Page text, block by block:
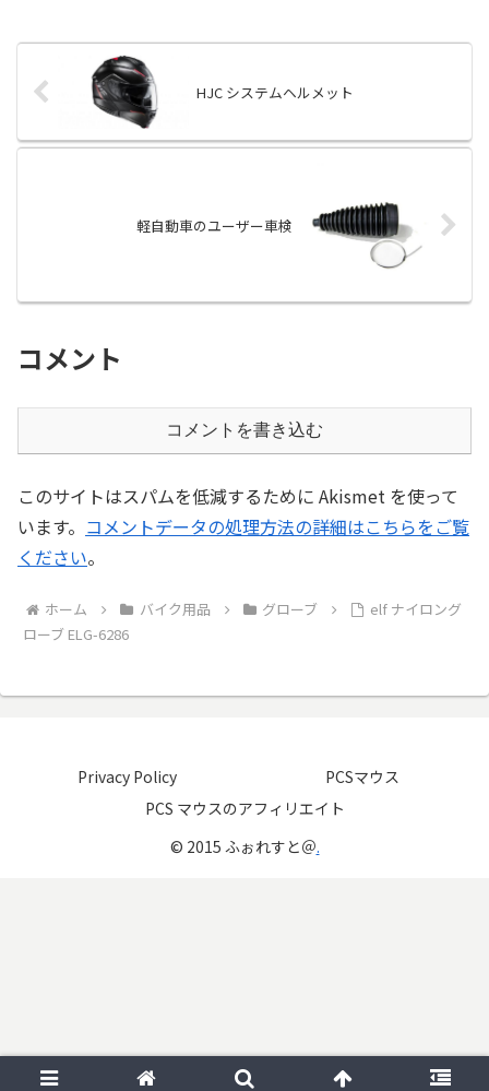
HJC システムヘルメット
軽自動車のユーザー車検
コメント
コメントを書き込む
このサイトはスパムを低減するために Akismet を使って
います。 コメントデータの処理方法の詳細はこちらをご覧
ください。
ホーム バイク用品 グローブ
elf ナイロング
ローブ ELG-6286
Privacy Policy
PCSマウス
PCS マウスのアフィリエイト
© 2015 ふぉれすと＠.